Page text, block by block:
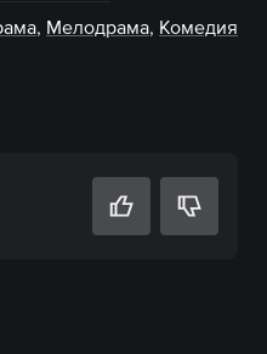
, Мелодрама, Комедия